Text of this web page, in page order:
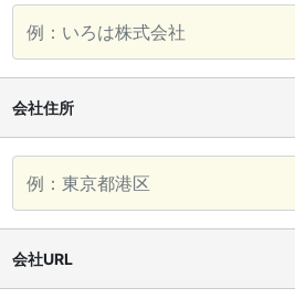
会社住所
会社URL